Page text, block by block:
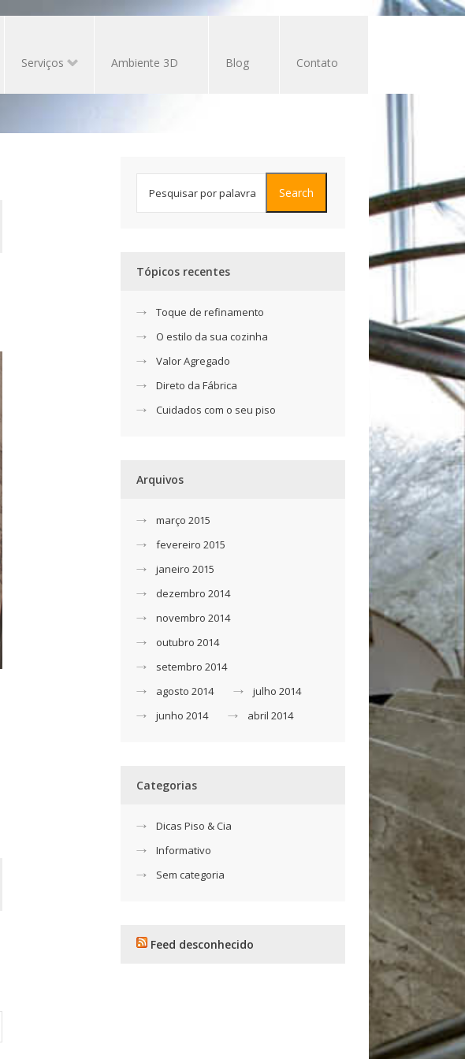
Contato
Blog
Ambiente 3D
Serviços
Tópicos recentes
Toque de refinamento
O estilo da sua cozinha
Valor Agregado
Direto da Fábrica
Cuidados com o seu piso
Arquivos
março 2015
fevereiro 2015
janeiro 2015
dezembro 2014
novembro 2014
outubro 2014
setembro 2014
agosto 2014
julho 2014
junho 2014
abril 2014
Categorias
Dicas Piso & Cia
Informativo
Sem categoria
Feed desconhecido